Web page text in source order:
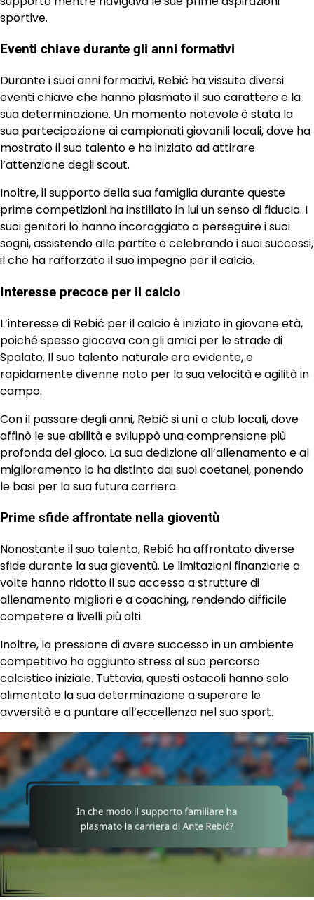
sportive.
Eventi chiave durante gli anni formativi
Durante i suoi anni formativi, Rebić ha vissuto diversi
eventi chiave che hanno plasmato il suo carattere e la
sua determinazione. Un momento notevole è stata la
sua partecipazione ai campionati giovanili locali, dove ha
mostrato il suo talento e ha iniziato ad attirare
l’attenzione degli scout.
Inoltre, il supporto della sua famiglia durante queste
prime competizioni ha instillato in lui un senso di fiducia. I
suoi genitori lo hanno incoraggiato a perseguire i suoi
sogni, assistendo alle partite e celebrando i suoi successi,
il che ha rafforzato il suo impegno per il calcio.
Interesse precoce per il calcio
L’interesse di Rebić per il calcio è iniziato in giovane età,
poiché spesso giocava con gli amici per le strade di
Spalato. Il suo talento naturale era evidente, e
rapidamente divenne noto per la sua velocità e agilità in
campo.
Con il passare degli anni, Rebić si unì a club locali, dove
affinò le sue abilità e sviluppò una comprensione più
profonda del gioco. La sua dedizione all’allenamento e al
miglioramento lo ha distinto dai suoi coetanei, ponendo
le basi per la sua futura carriera.
Prime sfide affrontate nella gioventù
Nonostante il suo talento, Rebić ha affrontato diverse
sfide durante la sua gioventù. Le limitazioni finanziarie a
volte hanno ridotto il suo accesso a strutture di
allenamento migliori e a coaching, rendendo difficile
competere a livelli più alti.
Inoltre, la pressione di avere successo in un ambiente
competitivo ha aggiunto stress al suo percorso
calcistico iniziale. Tuttavia, questi ostacoli hanno solo
alimentato la sua determinazione a superare le
avversità e a puntare all’eccellenza nel suo sport.